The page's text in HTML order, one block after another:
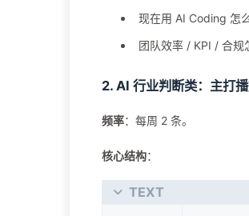
现在用 AI Coding 怎
团队效率 / KPI / 合规
2. AI 行业判断类：主打
频率：每周 2 条。
核心结构：
TEXT